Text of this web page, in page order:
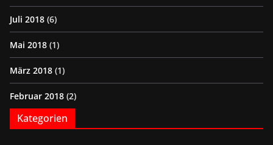
Juli 2018 (6)
Mai 2018 (1)
März 2018 (1)
Februar 2018 (2)
Kategorien